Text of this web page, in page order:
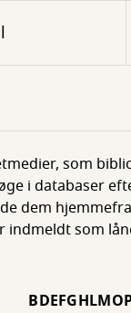
som
i databaser
dem
indmeldt som
BDEFGHLMO